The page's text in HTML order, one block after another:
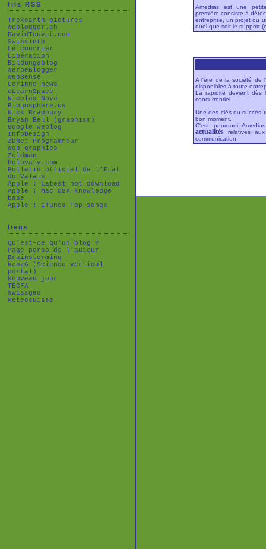
Amedias est une
première consiste à
entreprise, un projet ou
quel que soit le support
A l'ère de la société de
disponibles à toute
La rapidité devient dès
concurrentiel.
Une des clés du succès
bon moment.
C'est pourquoi
actualités relatives
communication.
fils RSS
Trekearth pictures
Weblogger.ch
DavidTouvet.com
Swissinfo
Le courrier
Libération
Bildungsblog
WerbeBlogger
WebSense
Corinne news
eLearnSpace
Nicolas Nova
Blogosphere.us
Nick Bradbury
Bryan Bell (graphism)
Google weblog
InfoDesign
ZDNet Programmeur
Web graphics
Zeldman
Holovaty.com
Bulletin officiel de l'Etat
du Valais
Apple : Latest hot download
Apple : Mac OSX knowledge
base
Apple : iTunes Top songs
liens
Qu'est-ce qu'un blog ?
Page perso de l'auteur
Brainstorming
keoz6 (Science vertical
portal)
Nouveau jour
TECFA
Swissgeo
Meteosuisse